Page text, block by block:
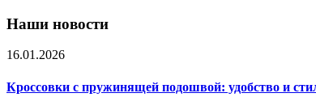
Наши новости
16.01.2026
Кроссовки с пружинящей подошвой: удобство и